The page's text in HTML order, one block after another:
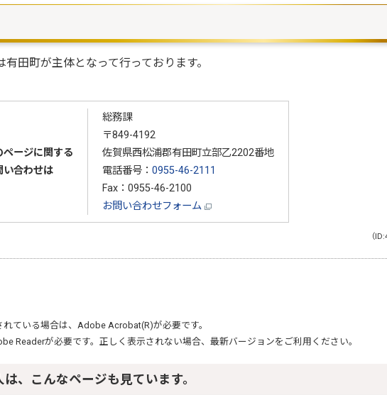
田町が主体となって行っております。
ページに関する
い合わせは
総務課
〒849-4192
佐賀県西松浦郡有田町立部乙2202番地
電話番号： 0955-46-2111
Fax：0955-46-2100
お問い合わせフォーム
（
ている場合は、 Adobe Acrobat(R)が必要です。
Readerが必要です。正しく表示されない場合、最新バージョンをご利用ください。
、こんなページも見ています。